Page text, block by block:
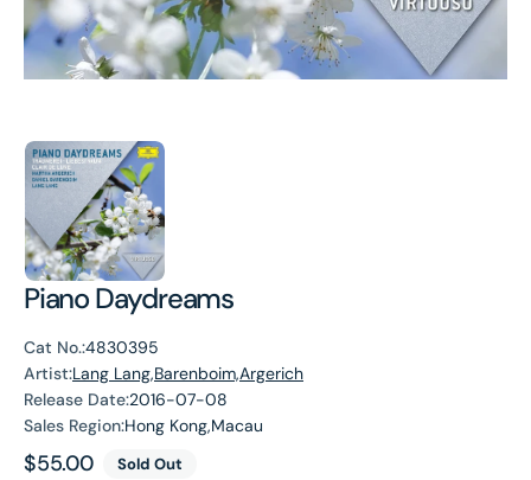
Piano Daydreams
Cat No.:4830395
Artist:Lang Lang,Barenboim,Argerich
Release Date:2016-07-08
Sales Region:Hong Kong,Macau
Regular
$55.00 Sold Out